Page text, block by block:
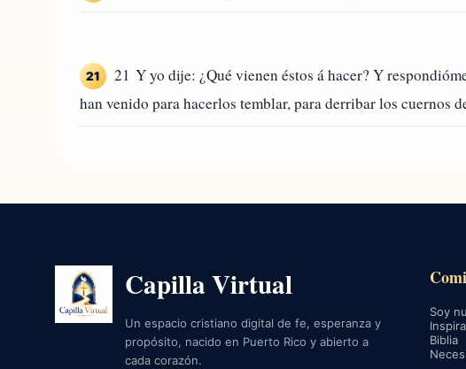
21
21 Y yo dije: ¿Qué vienen éstos á hacer? Y
han venido para hacerlos temblar, para derribar los cuernos
Capilla Virtual
Un espacio cristiano digital de fe, esperanza y
propósito, nacido en Puerto Rico y abierto a
cada corazón.
Soy
Biblia